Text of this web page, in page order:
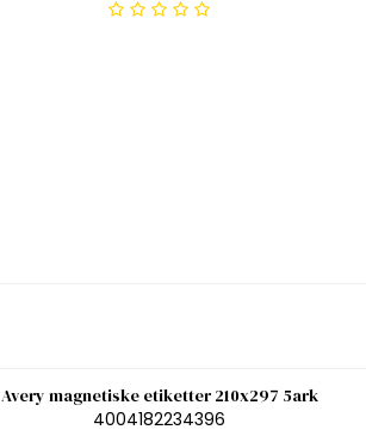
Avery magnetiske etiketter 210x297 5ark
4004182234396